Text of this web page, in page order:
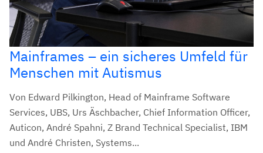
Mainframes – ein sicheres Umfeld für
Menschen mit Autismus
Von Edward Pilkington, Head of Mainframe Software
Services, UBS, Urs Äschbacher, Chief Information Officer,
Auticon, André Spahni, Z Brand Technical Specialist, IBM
und André Christen, Systems...